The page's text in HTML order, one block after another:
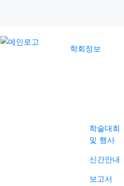
학회정보
학술대회
및 행사
신간안내
보고서